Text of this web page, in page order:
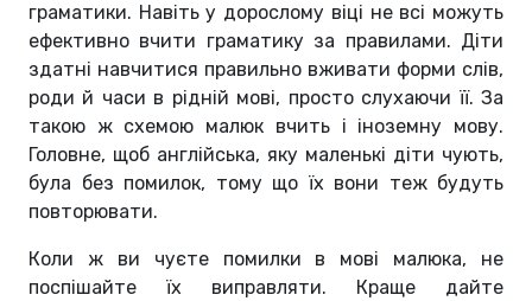
граматики. Навіть у дорослому віці не всі можуть
ефективно вчити граматику за правилами. Діти
здатні навчитися правильно вживати форми слів,
роди й часи в рідній мові, просто слухаючи її. За
такою ж схемою малюк вчить і іноземну мову.
Головне, щоб англійська, яку маленькі діти чують,
була без помилок, тому що їх вони теж будуть
повторювати.
Коли ж ви чуєте помилки в мові малюка, не
поспішайте їх виправляти. Краще дайте